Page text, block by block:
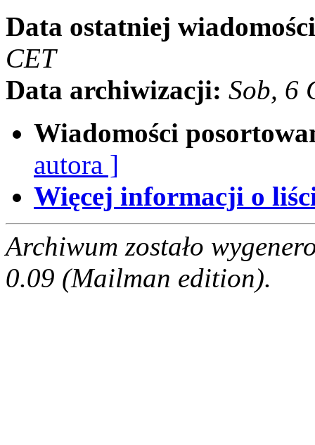
Data ostatniej
CET
Data archiwizacji: Sob, 6
Wiadomości
autora ]
Więcej informacji o
Archiwum zostało
0.09 (Mailman edition).